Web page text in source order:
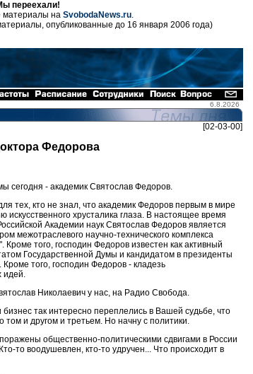
переехали!
на SvobodaNews.ru.
опубликованные до 16 января 2006 года)
6.8.2026
[02-03-00]
Федорова
сегодня - академик Святослав Федоров.
тех, кто не знал, что академик Федоров первым в мире
искусственного хрусталика глаза. В настоящее время
Академии наук Святослав Федоров является
межотраслевого научно-технического комплекса
Кроме того, господин Федоров известен как активный
Государственной Думы и кандидатом в президенты
того, господин Федоров - кладезь
Николаевич у нас, на Радио Свобода.
так интересно переплелись в Вашей судьбе, что
том и другом и третьем. Но начну с политики.
общественно-политическими сдвигами в России
то воодушевлен, кто-то удручен... Что происходит в